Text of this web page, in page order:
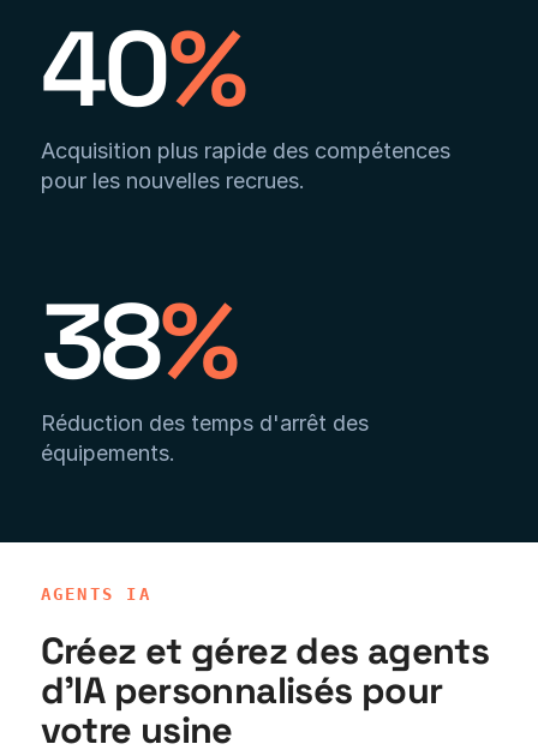
40%
Acquisition plus rapide des compétences
pour les nouvelles recrues.
38%
Réduction des temps d'arrêt des
équipements.
AGENTS IA
Créez et gérez des agents
d'IA personnalisés pour
votre usine